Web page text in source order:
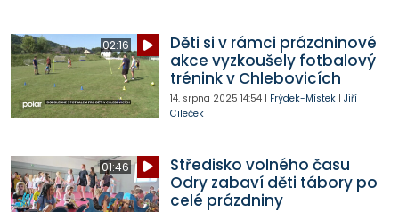
02:16
Děti si v rámci prázdninové
akce vyzkoušely fotbalový
trénink v Chlebovicích
14. srpna 2025 14:54| Frýdek-Místek| Jiří
Cileček
01:46
Středisko volného času
Odry zabaví děti tábory po
celé prázdniny